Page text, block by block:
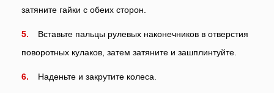
затяните гайки с обеих сторон.
Вставьте пальцы рулевых наконечников в отверстия
поворотных кулаков, затем затяните и зашплинтуйте.
Наденьте и закрутите колеса.